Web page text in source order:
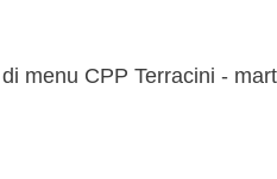
menu CPP Terracini -